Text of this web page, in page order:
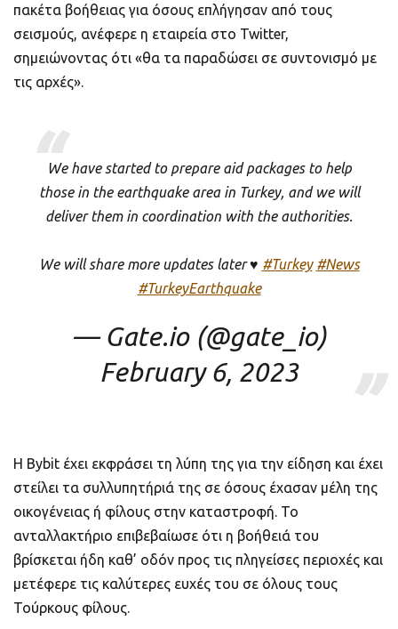
πακέτα βοήθειας για όσους επλήγησαν από τους
σεισμούς, ανέφερε η εταιρεία στο Twitter,
σημειώνοντας ότι «θα τα παραδώσει σε συντονισμό με
τις αρχές».
We have started to prepare aid packages to help
those in the earthquake area in Turkey, and we will
deliver them in coordination with the authorities.
We will share more updates later ♥️ #Turkey #News
#TurkeyEarthquake
— Gate.io (@gate_io)
February 6, 2023
Η Bybit έχει εκφράσει τη λύπη της για την είδηση και έχει
στείλει τα συλλυπητήριά της σε όσους έχασαν μέλη της
οικογένειας ή φίλους στην καταστροφή. Το
ανταλλακτήριο επιβεβαίωσε ότι η βοήθειά του
βρίσκεται ήδη καθ’ οδόν προς τις πληγείσες περιοχές και
μετέφερε τις καλύτερες ευχές του σε όλους τους
Τούρκους φίλους.